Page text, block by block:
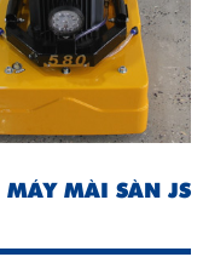
MÁY MÀI SÀN JS